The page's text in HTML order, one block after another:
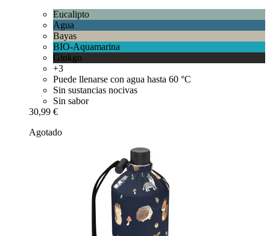
Eucalipto
Agua
Bayas
BIO-Aquamarina
Ginkgo
+3
Puede llenarse con agua hasta 60 °C
Sin sustancias nocivas
Sin sabor
30,99 €
Agotado